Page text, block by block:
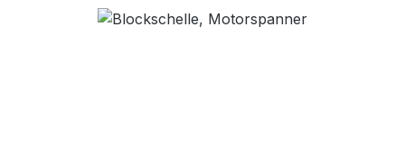
Bildergalerie überspringen